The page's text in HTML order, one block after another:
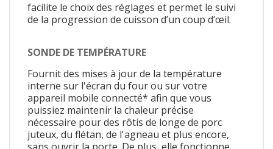
facilite le choix des réglages et permet le suivi
de la progression de cuisson d’un coup d’œil.
SONDE DE TEMPÉRATURE
Fournit des mises à jour de la température
interne sur l'écran du four ou sur votre
appareil mobile connecté* afin que vous
puissiez maintenir la chaleur précise
nécessaire pour des rôtis de longe de porc
juteux, du flétan, de l'agneau et plus encore,